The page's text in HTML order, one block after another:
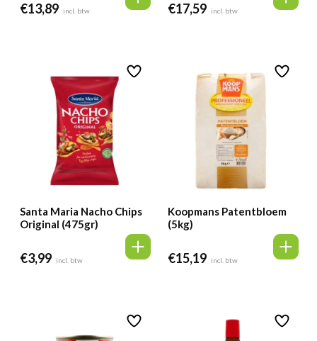
€13,89 incl. btw €17,59 incl. btw
Santa Maria Nacho Chips
Original (475gr)
€3,99 incl. btw
Koopmans Patentbloem
(5kg)
€15,19 incl. btw